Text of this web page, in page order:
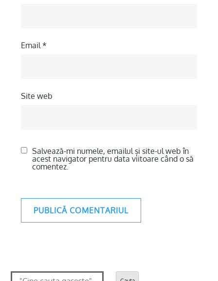
Email*
Site web
Salvează-mi numele, emailul și site-ul web în
acest navigator pentru data viitoare când o să
comentez.